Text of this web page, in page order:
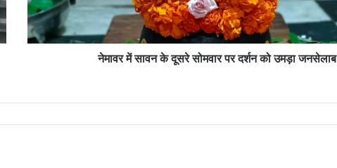
उमड़ा
जनसेलाब
नेमावर में सावन के दूसरे सोमवार पर दर्शन को उमड़ा जनसेलाब